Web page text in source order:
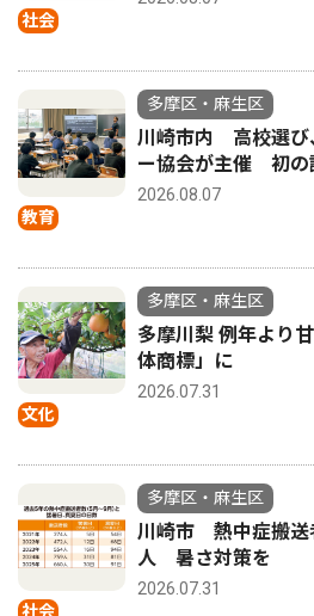
社会
教育
多摩区・麻生区
川崎市内 高校選
ー協会が主催 初の
2026.08.07
文化
多摩区・麻生区
多摩川梨 例年より
体商標」に
2026.07.31
社会
多摩区・麻生区
川崎市 熱中症搬
人 暑さ対策を
2026.07.31